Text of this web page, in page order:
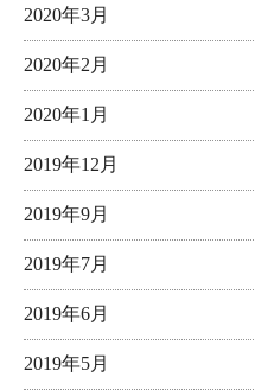
2020年3月
2020年2月
2020年1月
2019年12月
2019年9月
2019年7月
2019年6月
2019年5月